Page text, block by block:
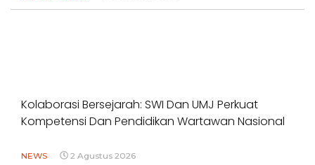
Kolaborasi Bersejarah: SWI Dan UMJ Perkuat
Kompetensi Dan Pendidikan Wartawan Nasional
NEWS 2 Agustus 2026